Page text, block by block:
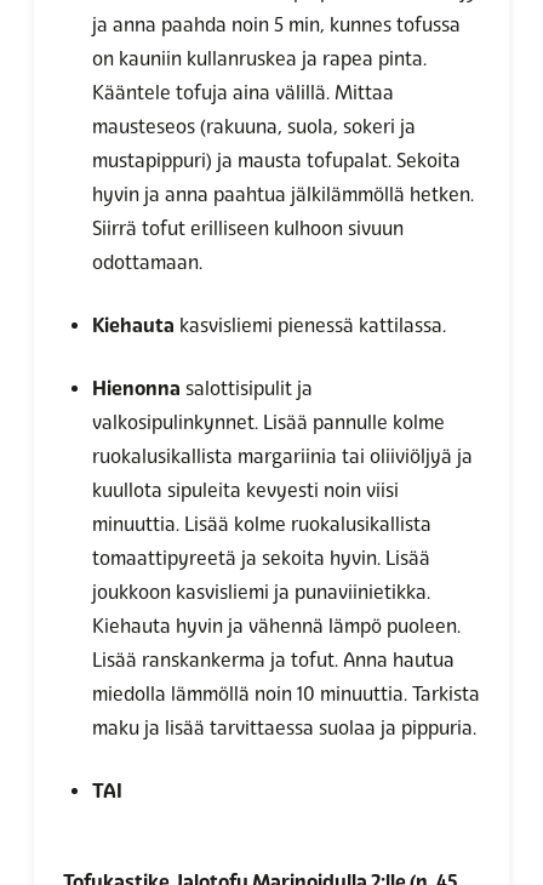
ja anna paahda noin 5 min, kunnes tofussa
on kauniin kullanruskea ja rapea pinta.
Kääntele tofuja aina välillä. Mittaa
mausteseos (rakuuna, suola, sokeri ja
mustapippuri) ja mausta tofupalat. Sekoita
hyvin ja anna paahtua jälkilämmöllä hetken.
Siirrä tofut erilliseen kulhoon sivuun
odottamaan.
Kiehauta kasvisliemi pienessä kattilassa.
Hienonna salottisipulit ja
valkosipulinkynnet. Lisää pannulle kolme
ruokalusikallista margariinia tai oliiviöljyä ja
kuullota sipuleita kevyesti noin viisi
minuuttia. Lisää kolme ruokalusikallista
tomaattipyreetä ja sekoita hyvin. Lisää
joukkoon kasvisliemi ja punaviinietikka.
Kiehauta hyvin ja vähennä lämpö puoleen.
Lisää ranskankerma ja tofut. Anna hautua
miedolla lämmöllä noin 10 minuuttia. Tarkista
maku ja lisää tarvittaessa suolaa ja pippuria.
TAI